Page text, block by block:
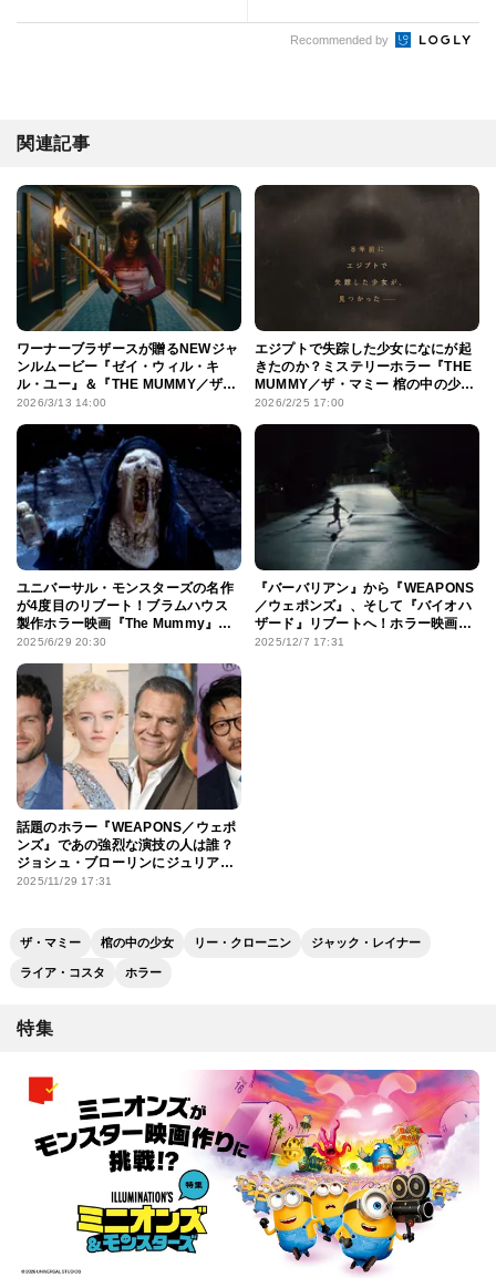
Recommended by
関連記事
ワーナーブラザースが贈るNEWジャ
ンルムービー『ゼイ・ウィル・キ
ル・ユー』＆『THE MUMMY／ザ・
マミー 棺の中の少女』の場面写真が
2026/3/13 14:00
エジプトで失踪した少女になにが起
きたのか？ミステリーホラー『THE
MUMMY／ザ・マミー 棺の中の少
女』5月15日公開決定！
2026/2/25 17:00
ユニバーサル・モンスターズの名作
が4度目のリブート！ブラムハウス
製作ホラー映画『The Mummy』が
クランクアップ
2025/6/29 20:30
『バーバリアン』から『WEAPONS
／ウェポンズ』、そして『バイオハ
ザード』リブートへ！ホラー映画界
の新星ザック・クレッガーの進化を
2025/12/7 17:31
話題のホラー『WEAPONS／ウェポ
ンズ』であの強烈な演技の人は誰？
ジョシュ・ブローリンにジュリア・
ガーナー、ベネディクト・ウォンら
2025/11/29 17:31
ザ・マミー 棺の中の少女 リー・クローニン ジャック・レイナー
ライア・コスタ ホラー
特集